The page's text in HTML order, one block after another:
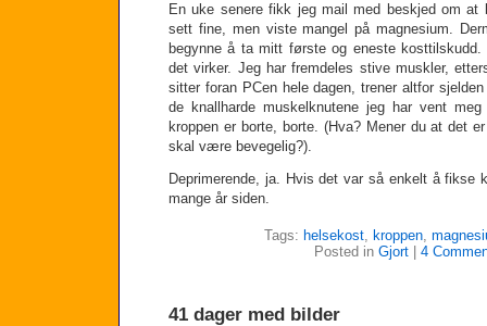
En uke senere fikk jeg mail med beskjed om at
sett fine, men viste mangel på magnesium.
begynne å ta mitt første og eneste kosttilskudd.
det virker. Jeg har fremdeles stive muskler,
sitter foran PCen hele dagen, trener altfor
de knallharde muskelknutene jeg har vent
kroppen er borte, borte. (Hva? Mener du at det
skal være bevegelig?).
Deprimerende, ja. Hvis det var så enkelt å fikse
mange år siden.
Tags: helsekost, kroppen,
Posted in Gjort| 4
41 dager med bilder